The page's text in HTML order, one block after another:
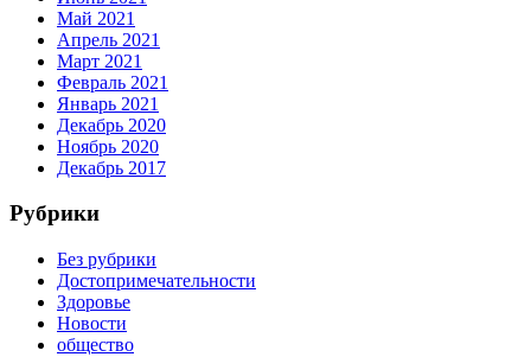
Май 2021
Апрель 2021
Март 2021
Февраль 2021
Январь 2021
Декабрь 2020
Ноябрь 2020
Декабрь 2017
Рубрики
Без рубрики
Достопримечательности
Здоровье
Новости
общество